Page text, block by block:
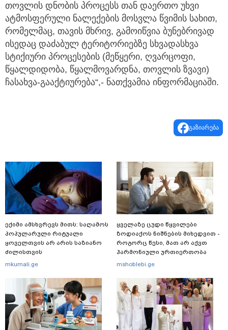
თოვლის დნობის პროცესს თან დაერთო უხვი
ატმოსფერული ნალექების მოსვლა წვიმის სახით,
რომელმაც, თავის მხრივ, გამოიწვია ბუნებრივად
ისედაც დაძაბულ ტერიტორიებზე სხვადასხვა
სტიქიური პროცესების (მეწყერი, ღვარცოფი,
წყალდიდობა, წყალმოვარდნა, თოვლის ზვავი)
ჩასახვა-გააქტიურება“,- ნათქვამია ინფორმაციაში.
გაზიარება
ექიმი ამსხვრევს მითს: საღამოს
პოპულარული რიტუალი
ყოველთვის არ არის საზიანო
ძილისთვის
mkurnali.ge
ყველაზე ცუდი წყვილები
ზოდიაქოს ნიშნების მიხედვით -
როგორც წესი, მათ არ აქვთ
ჰარმონიული ურთიერთობა
mshoblebi.ge